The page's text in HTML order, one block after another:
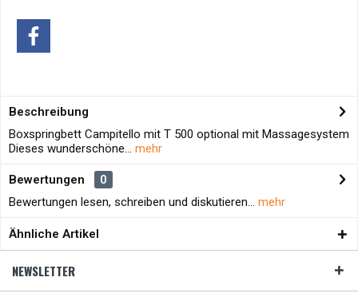
Beschreibung
Boxspringbett Campitello mit T 500 optional mit Massagesystem
Dieses wunderschöne... mehr
Bewertungen
0
Bewertungen lesen, schreiben und diskutieren... mehr
Ähnliche Artikel
NEWSLETTER